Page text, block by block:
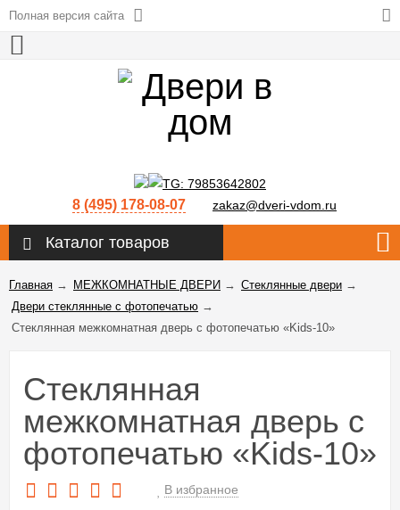
Полная версия сайта
8 (495) 178-08-07 zakaz@dveri-vdom.ru
Каталог товаров
Главная → МЕЖКОМНАТНЫЕ ДВЕРИ → Стеклянные двери →
Двери стеклянные с фотопечатью →
Стеклянная межкомнатная дверь с фотопечатью «Kids-10»
Стеклянная
межкомнатная дверь с
фотопечатью «Kids-10»
В избранное